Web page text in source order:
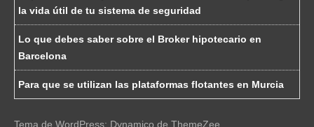
la vida útil de tu sistema de seguridad
Lo que debes saber sobre el Broker hipotecario en
Barcelona
Para que se utilizan las plataformas flotantes en Murcia
Tema de WordPress: Dynamico de ThemeZee.